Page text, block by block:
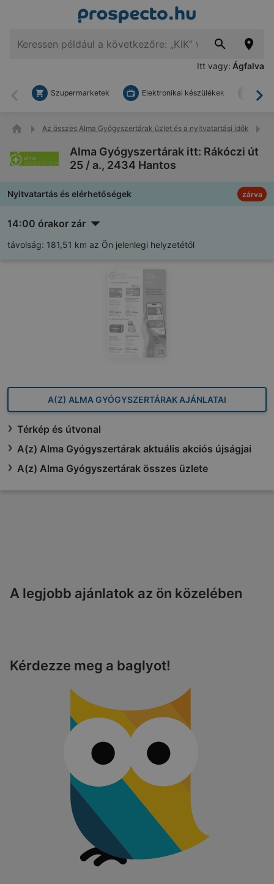
Itt vagy: Ágfalva
Vissza
Szupermarketek Elektronikai készülékek
Az összes Alma Gyógyszertárak üzlet és a nyitvatartási idők
Alma Gyógyszertárak itt: Rákóczi út
25 / a., 2434 Hantos
Nyitvatartás és elérhetőségek zárva
14:00 órakor zár
távolság: 181,51 km az Ön jelenlegi helyzetétől
A(Z) ALMA GYÓGYSZERTÁRAK AJÁNLATAI
Térkép és útvonal
A(z) Alma Gyógyszertárak aktuális akciós újságjai
A(z) Alma Gyógyszertárak összes üzlete
A legjobb ajánlatok az ön közelében
Kérdezze meg a baglyot!